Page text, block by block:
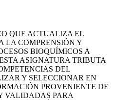
QUE ACTUALIZA EL
LA COMPRENSIÓN Y
BIOQUÍMICOS A
ASIGNATURA TRIBUTA
DEL
Y SELECCIONAR EN
PROVENIENTE DE
VALIDADAS PARA